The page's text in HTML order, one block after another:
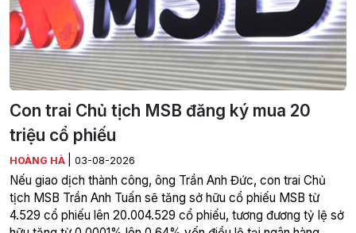
Con trai Chủ tịch MSB đăng ký mua 20
triệu cổ phiếu
HOÀNG HÀ 03-08-2026
Nếu giao dịch thành công, ông Trần Anh Đức, con trai Chủ
tịch MSB Trần Anh Tuấn sẽ tăng sở hữu cổ phiếu MSB từ
4.529 cổ phiếu lên 20.004.529 cổ phiếu, tương đương tỷ lệ sở